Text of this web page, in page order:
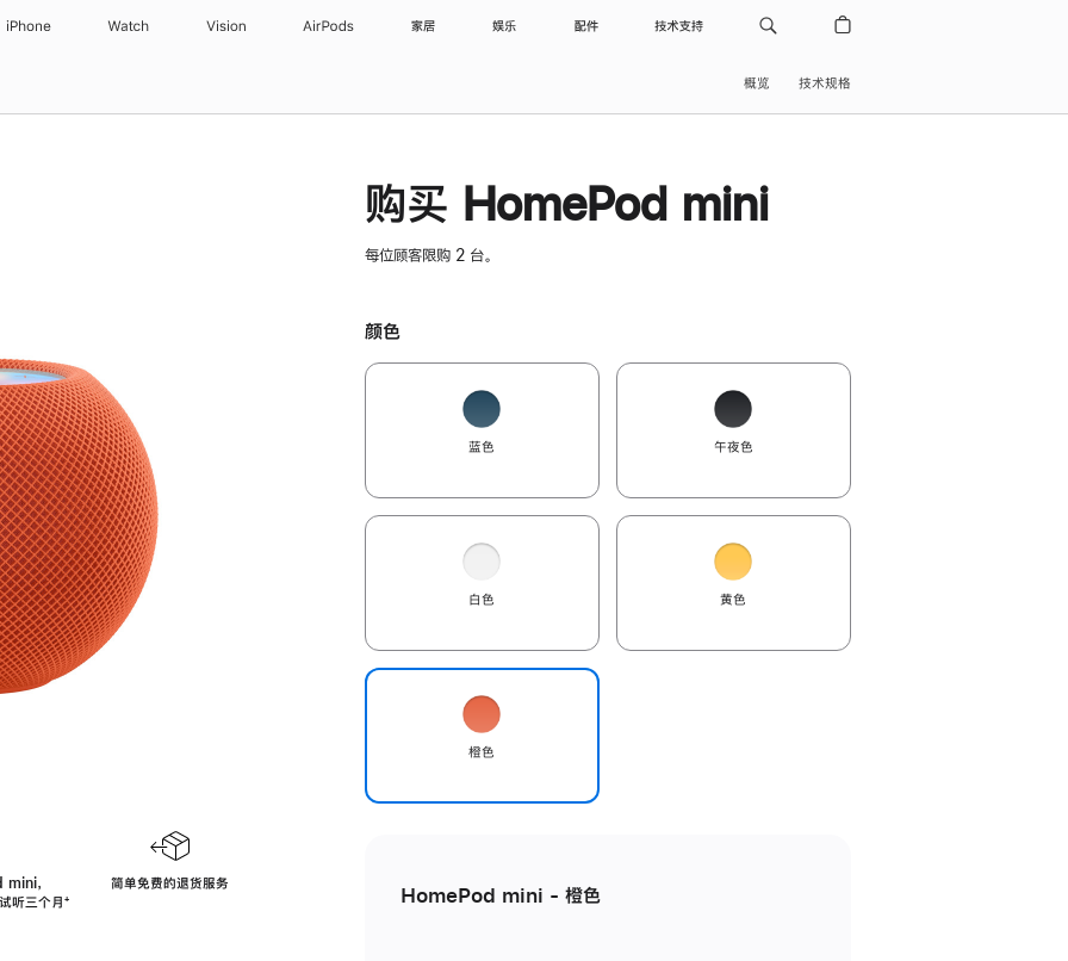
iPhone Watch Vision AirPods 家居 娱乐 配件 技术支持
概览 技术规格
，
听三个月脚
⁺
简单免费的退货服务
购买 HomePod mini
每位顾客限购 2 台。
颜色
蓝色 午夜色
白色 黄色
橙色
HomePod mini - 橙色